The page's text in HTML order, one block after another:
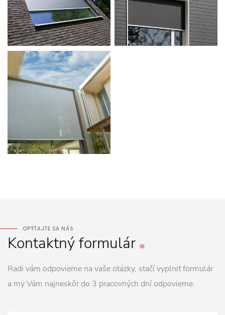
OPÝTAJTE SA NÁS
Kontaktnýformulár
Radi vám odpovieme na vaše otázky, stačí vyplniť formulár
a my Vám najneskôr do 3 pracovných dní odpovieme.